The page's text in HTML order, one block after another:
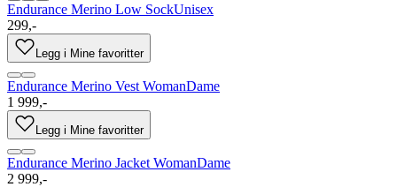
Endurance Merino Low SockUnisex
299,-
Legg i Mine favoritter
Endurance Merino Vest WomanDame
1 999,-
Legg i Mine favoritter
Endurance Merino Jacket WomanDame
2 999,-